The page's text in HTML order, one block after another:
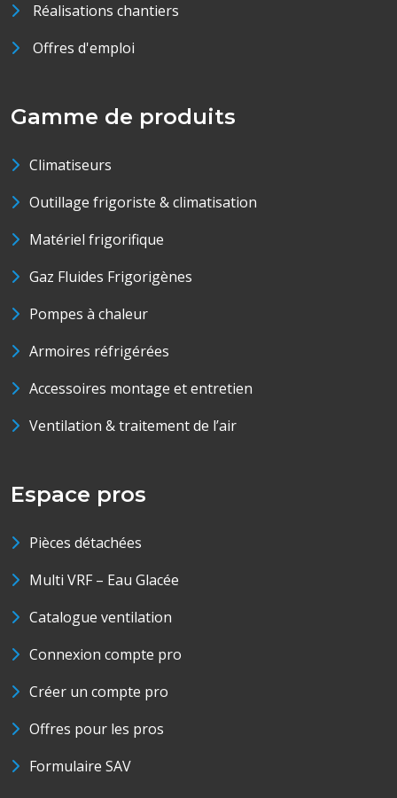
Réalisations chantiers
Offres d'emploi
Gamme de produits
Climatiseurs
Outillage frigoriste & climatisation
Matériel frigorifique
Gaz Fluides Frigorigènes
Pompes à chaleur
Armoires réfrigérées
Accessoires montage et entretien
Ventilation & traitement de l’air
Espace pros
Pièces détachées
Multi VRF – Eau Glacée
Catalogue ventilation
Connexion compte pro
Créer un compte pro
Offres pour les pros
Formulaire SAV